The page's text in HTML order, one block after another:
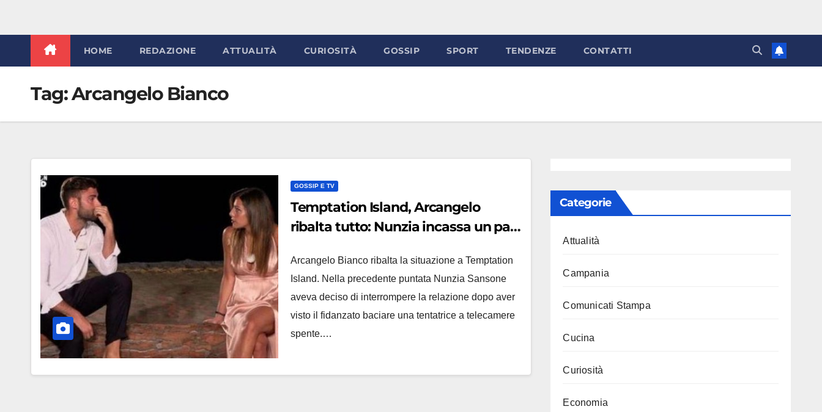
HOME REDAZIONE ATTUALITÀ CURIOSITÀ GOSSIP SPORT TENDENZE CONTATTI
Tag:Arcangelo Bianco
GOSSIP E TV
Temptation Island, Arcangelo
ribalta tutto: Nunzia incassa un palo
Arcangelo Bianco ribalta la situazione a Temptation
Island. Nella precedente puntata Nunzia Sansone
aveva deciso di interrompere la relazione dopo aver
visto il fidanzato baciare una tentatrice a telecamere
spente.…
Categorie
Attualità
Campania
Comunicati Stampa
Cucina
Curiosità
Economia